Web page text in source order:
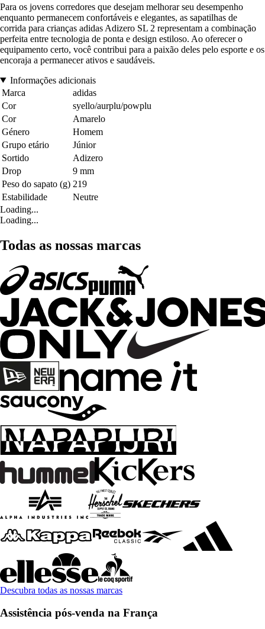
Para os jovens corredores que desejam melhorar seu desempenho
enquanto permanecem confortáveis e elegantes, as sapatilhas de
corrida para crianças adidas Adizero SL 2 representam a combinação
perfeita entre tecnologia de ponta e design estiloso. Ao oferecer o
equipamento certo, você contribui para a paixão deles pelo esporte e os
encoraja a permanecer ativos e saudáveis.
Informações adicionais
Marca
adidas
Cor
syello/aurplu/powplu
Cor
Amarelo
Género
Homem
Grupo etário
Júnior
Sortido
Adizero
Drop
9 mm
Peso do sapato (g) 219
Estabilidade
Neutre
Loading...
Loading...
Todas as nossas marcas
Descubra todas as nossas marcas
Assistência pós-venda na França